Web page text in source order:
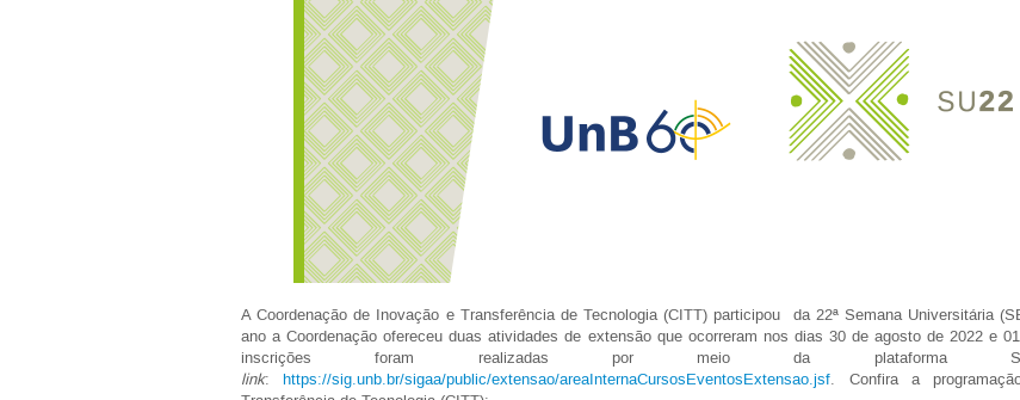
A Coordenação de Inovação e Transferência de Tecnologia (CITT) participou da 22ª Semana Universitária
ano a Coordenação ofereceu duas atividades de extensão que ocorreram nos dias 30 de agosto de 2022 e
inscrições foram realizadas por meio da plataforma
link:https://sig.unb.br/sigaa/public/extensao/areaInternaCursosEventosExtensao.jsf. Confira a